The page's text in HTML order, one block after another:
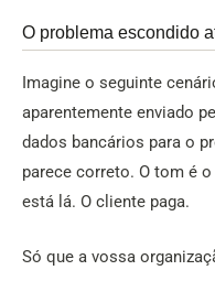
O problema escondido
Imagine o seguinte
aparentemente enviado
dados bancários para o
parece correto. O tom é
está lá. O cliente paga.
Só que a vossa